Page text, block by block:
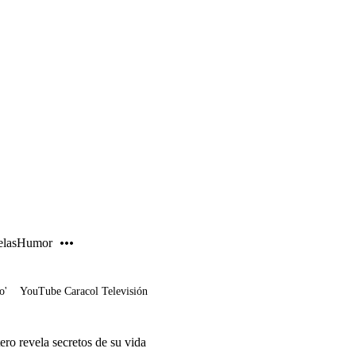
Humor
YouTube Caracol Televisión
revela secretos de su vida